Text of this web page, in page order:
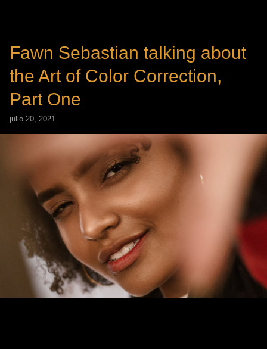
Fawn Sebastian talking about
the Art of Color Correction,
Part One
julio 20, 2021